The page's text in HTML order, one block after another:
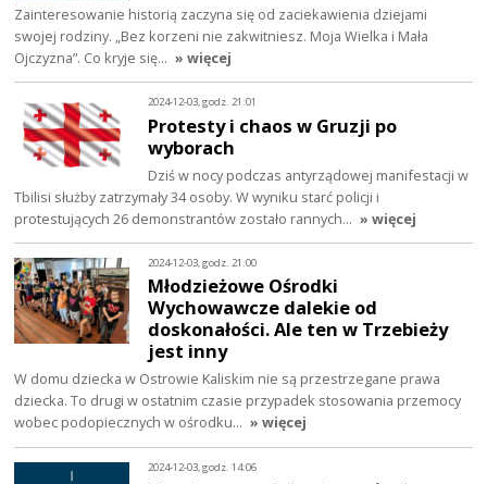
Zainteresowanie historią zaczyna się od zaciekawienia dziejami
swojej rodziny. „Bez korzeni nie zakwitniesz. Moja Wielka i Mała
Ojczyzna”. Co kryje się… » więcej
2024-12-03, godz. 21:01
Protesty i chaos w Gruzji po
wyborach
Dziś w nocy podczas antyrządowej manifestacji w
Tbilisi służby zatrzymały 34 osoby. W wyniku starć policji i
protestujących 26 demonstrantów zostało rannych… » więcej
2024-12-03, godz. 21:00
Młodzieżowe Ośrodki
Wychowawcze dalekie od
doskonałości. Ale ten w Trzebieży
jest inny
W domu dziecka w Ostrowie Kaliskim nie są przestrzegane prawa
dziecka. To drugi w ostatnim czasie przypadek stosowania przemocy
wobec podopiecznych w ośrodku… » więcej
2024-12-03, godz. 14:06